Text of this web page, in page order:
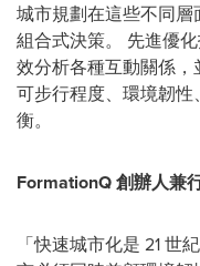
城市規劃在這些不同
組合式決策。 先進優
效分析各種互動關係
可步行程度、環境韌
衡。
FormationQ 創辦人兼
「快速城市化是 21 世